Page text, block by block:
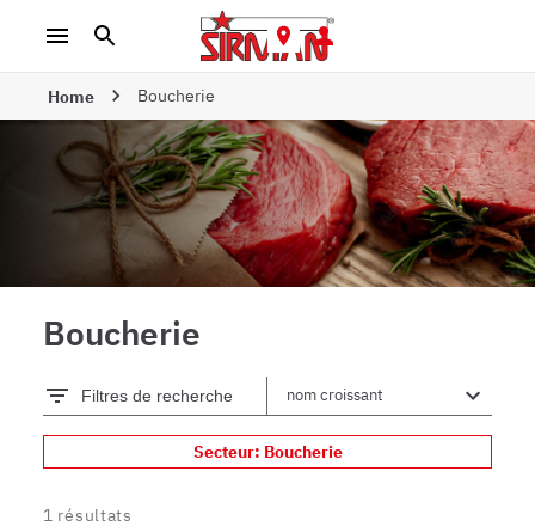
Home Boucherie
Boucherie
Filtres de recherche
Secteur: Boucherie
1 résultats